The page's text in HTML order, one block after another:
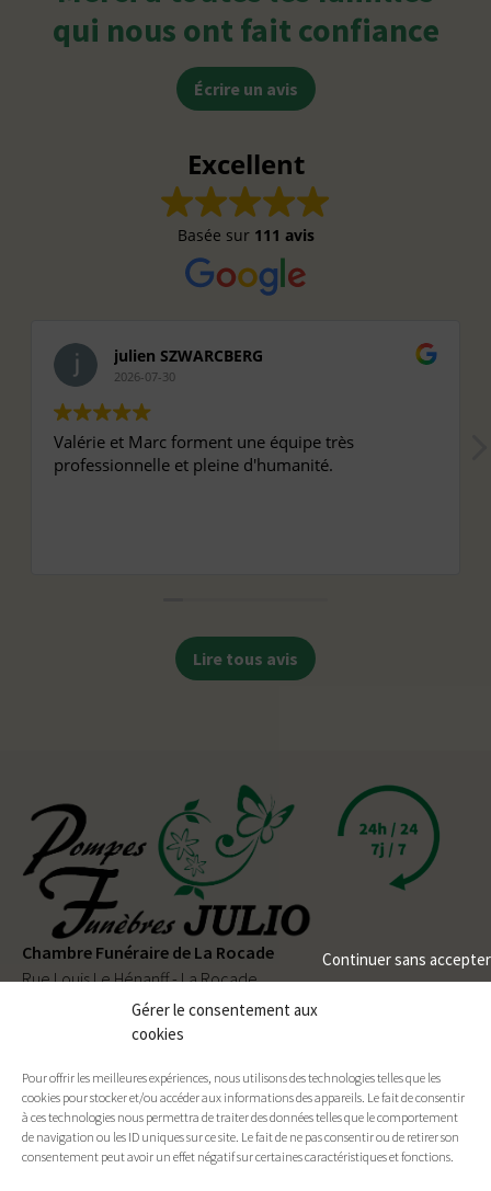
Gérer le consentement aux
cookies
Pour offrir les meilleures expériences, nous utilisons des technologies telles que les
cookies pour stocker et/ou accéder aux informations des appareils. Le fait de consentir
à ces technologies nous permettra de traiter des données telles que le comportement
de navigation ou les ID uniques sur ce site. Le fait de ne pas consentir ou de retirer son
consentement peut avoir un effet négatif sur certaines caractéristiques et fonctions.
Continuer sans accepter
qui nous ont fait confiance
Écrire un avis
Excellent
Basée sur 111 avis
julien SZWARCBERG
2026-07-30
Valérie et Marc forment une équipe très
professionnelle et pleine d'humanité.
Lire tous avis
Chambre Funéraire de La Rocade
Rue Louis Le Hénanff - La Rocade
56330 PLUVIGNER
02 97 50 90 80
Permanence téléphonique24h/24et7j/7